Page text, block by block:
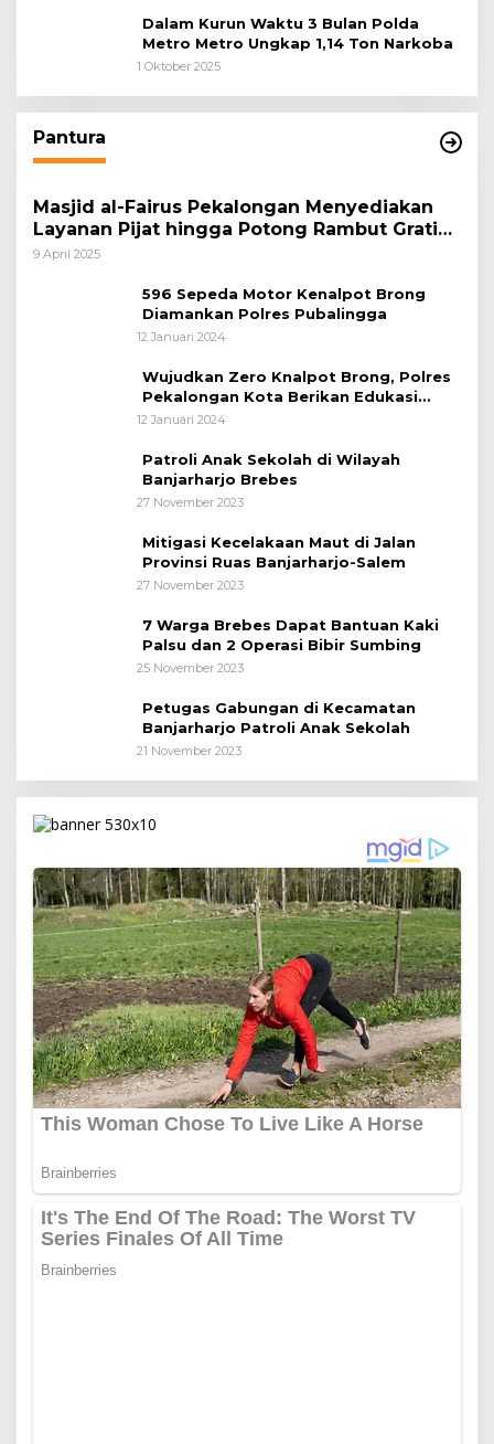
Dalam Kurun Waktu 3 Bulan Polda
Metro Metro Ungkap 1,14 Ton Narkoba
1 Oktober 2025
Pantura
Masjid al-Fairus Pekalongan Menyediakan
Layanan Pijat hingga Potong Rambut Gratis
bagi Pemudik Lebaran 2025
9 April 2025
596 Sepeda Motor Kenalpot Brong
Diamankan Polres Pubalingga
12 Januari 2024
Wujudkan Zero Knalpot Brong, Polres
Pekalongan Kota Berikan Edukasi
Kepada Pelajar
12 Januari 2024
Patroli Anak Sekolah di Wilayah
Banjarharjo Brebes
27 November 2023
Mitigasi Kecelakaan Maut di Jalan
Provinsi Ruas Banjarharjo-Salem
27 November 2023
7 Warga Brebes Dapat Bantuan Kaki
Palsu dan 2 Operasi Bibir Sumbing
25 November 2023
Petugas Gabungan di Kecamatan
Banjarharjo Patroli Anak Sekolah
21 November 2023